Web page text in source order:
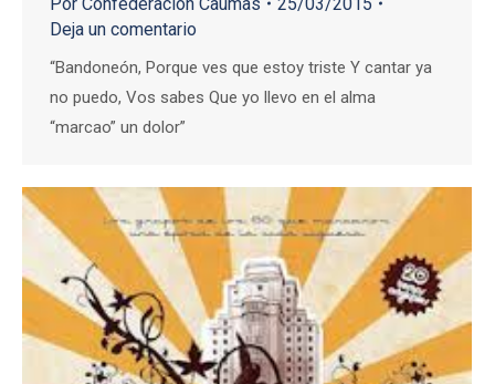
Deja un comentario
“Bandoneón, Porque ves que estoy triste Y cantar ya
no puedo, Vos sabes Que yo llevo en el alma
“marcao” un dolor”